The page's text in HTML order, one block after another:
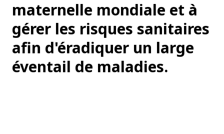
maternelle mondiale et à
gérer les risques sanitaires
afin d'éradiquer un large
éventail de maladies.